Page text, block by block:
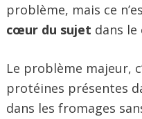
problème, mais ce
cœur du sujet dans le
Le problème majeur,
protéines présentes
dans les fromages